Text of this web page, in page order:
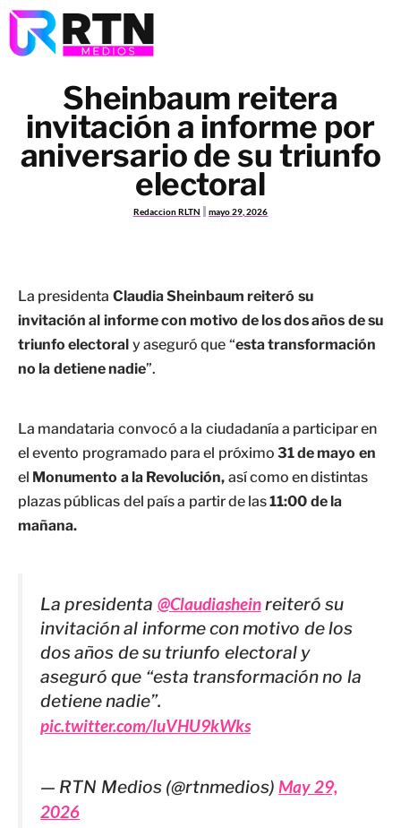
Sheinbaum reitera
invitación a informe por
aniversario de su triunfo
electoral
Redaccion RLTN mayo 29, 2026
La presidenta Claudia Sheinbaum reiteró su
invitación al informe con motivo de los dos años de su
triunfo electoral y aseguró que “esta transformación
no la detiene nadie”.
La mandataria convocó a la ciudadanía a participar en
el evento programado para el próximo 31 de mayo en
el Monumento a la Revolución, así como en distintas
plazas públicas del país a partir de las11:00 de la
mañana.
La presidenta @Claudiasheinreiteró su
invitación al informe con motivo de los
dos años de su triunfo electoral y
aseguró que “esta transformación no la
detiene nadie”.
pic.twitter.com/luVHU9kWks
— RTN Medios (@rtnmedios)May 29,
2026